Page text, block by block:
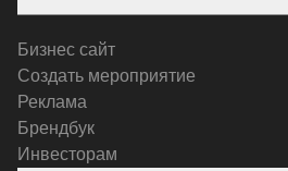
Бизнес сайт
Создать мероприятие
Реклама
Брендбук
Инвесторам